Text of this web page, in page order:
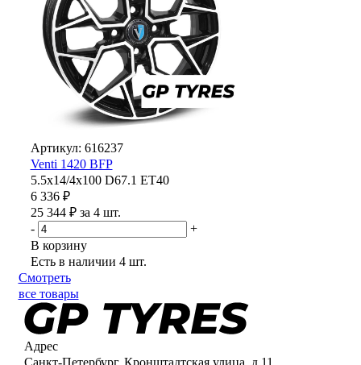
Артикул: 616237
Venti 1420 BFP
5.5x14/4x100 D67.1 ET40
6 336 ₽
25 344 ₽ за 4 шт.
-
+
В корзину
Есть в наличии 4 шт.
Смотреть
все товары
Адрес
Санкт-Петербург, Кронштадтская улица, д.11